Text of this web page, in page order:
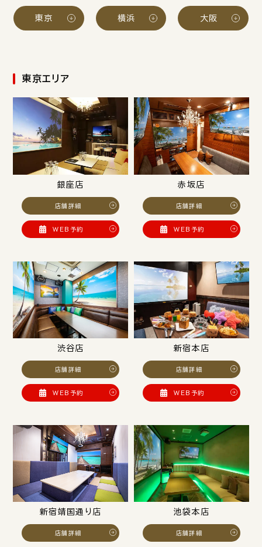
東京 横浜 大阪
東京エリア
銀座店
店舗詳細
WEB予約
赤坂店
店舗詳細
WEB予約
渋谷店
店舗詳細
WEB予約
新宿本店
店舗詳細
WEB予約
新宿靖国通り店
店舗詳細
池袋本店
店舗詳細